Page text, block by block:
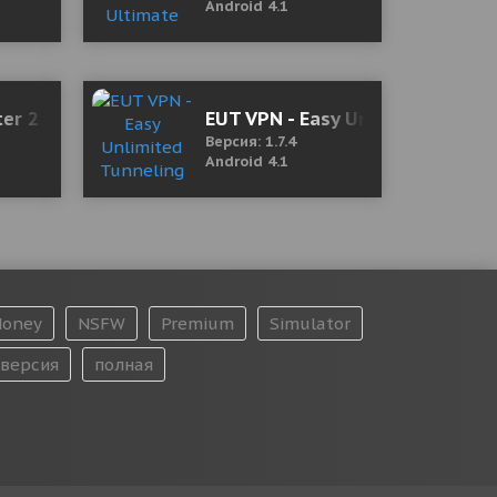
Android 4.1
2 : Zombie Killer EUT VPN - Easy Unlimited
Версия: 1.7.4
Android 4.1
NSFW Premium
Simulator
версия
полная